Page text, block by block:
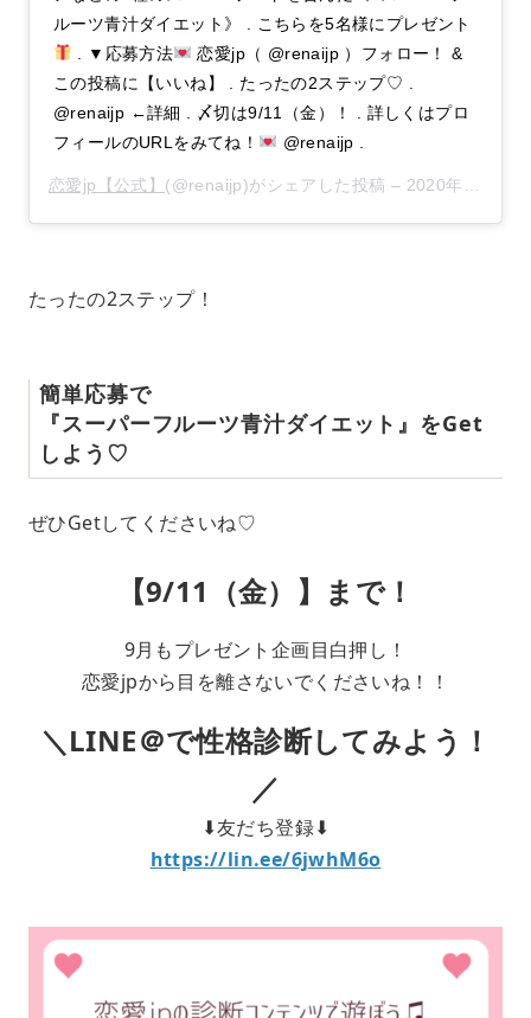
ルーツ青汁ダイエット》 . こちらを5名様にプレゼント
. ▼応募方法
恋愛jp（ @renaijp ）フォロー！ &
この投稿に【いいね】 . たったの2ステップ♡ .
@renaijp ←詳細 . 〆切は9/11（金）！ . 詳しくはプロ
フィールのURLをみてね！
@renaijp .
恋愛jp【公式】 (@renaijp)がシェアした投稿 – 2020年 9月月8日午前3時21分PDT
たったの2ステップ！
簡単応募で
『スーパーフルーツ青汁ダイエット』をGet
しよう♡
ぜひGetしてくださいね♡
【9/11（金）】まで！
9月もプレゼント企画目白押し！
恋愛jpから目を離さないでくださいね！！
＼LINE＠で性格診断してみよう！
／
⬇︎友だち登録⬇︎
https://lin.ee/6jwhM6o